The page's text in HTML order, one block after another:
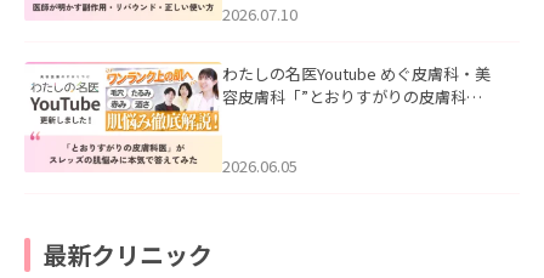
た。
2026.07.10
わたしの名医Youtube めぐ皮膚科・美
容皮膚科「”とおりすがりの皮膚科
2026.06.05
最新クリニック